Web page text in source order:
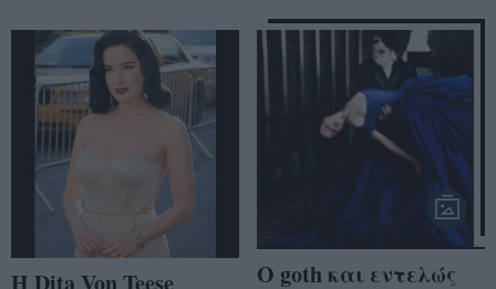
Η Dita Von Teese
Ο goth και εντελώς